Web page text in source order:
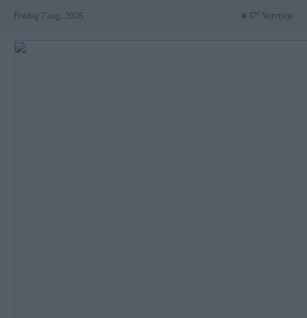
Skip
content
Fredag 7 aug. 2026 ☀️ 17° Norrtälje